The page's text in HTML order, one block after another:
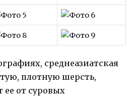
среднеазиатская
плотную шерсть,
от суровых